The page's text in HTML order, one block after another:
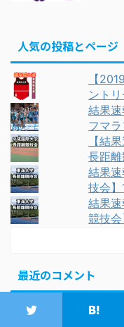
人気の投稿とページ
【
ント
結果
フマ
【結
長距
結果
技会】
結果
競技
最近のコメント
帝京大学【2020年第